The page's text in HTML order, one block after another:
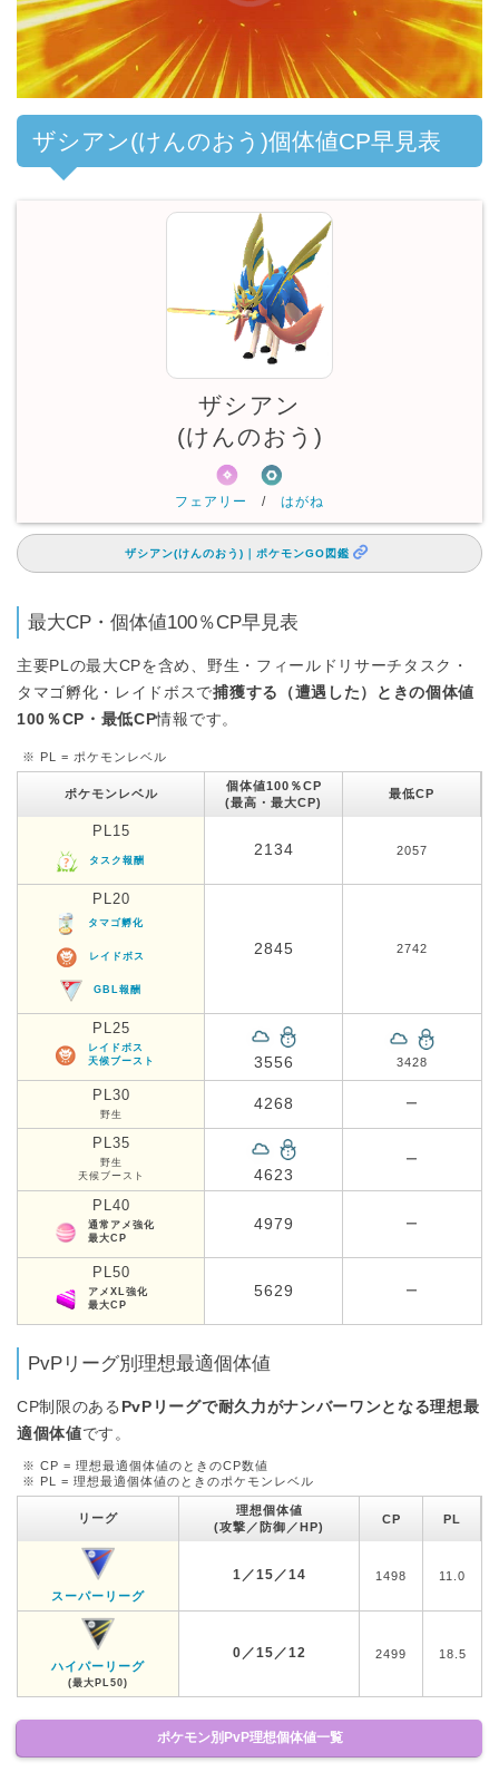
00:00 /01:00
ザシアン(けんのおう)個体値CP早見表
ザシアン
(けんのおう)
フェアリー / はがね
ザシアン(けんのおう)｜ポケモンGO図鑑
最大CP・個体値100％CP早見表
主要PLの最大CPを含め、野生・フィールドリサーチタスク・
タマゴ孵化・レイドボスで捕獲する（遭遇した）ときの個体値
100％CP・最低CP情報です。
※ PL = ポケモンレベル
ポケモンレベル
個体値100％CP
(最高・最大CP)
最低CP
PL15
タスク報酬
2134 2057
PL20
タマゴ孵化
レイドボス
GBL報酬
2845 2742
PL25
レイドボス
天候ブースト
3556 3428
PL30
野生
4268 ー
PL35
野生
天候ブースト
4623
ー
PL40
通常アメ強化
最大CP
4979 ー
PL50
アメXL強化
最大CP
5629 ー
PvPリーグ別理想最適個体値
CP制限のある PvPリーグで耐久力がナンバーワンとなる理想最
適個体値です。
※ CP = 理想最適個体値のときのCP数値
※ PL = 理想最適個体値のときのポケモンレベル
リーグ
理想個体値
(攻撃／防御／HP)
CP PL
スーパーリーグ
1／15／14 1498 11.0
ハイパーリーグ
(最大PL50)
0／15／12 2499 18.5
ポケモン別PvP理想個体値一覧